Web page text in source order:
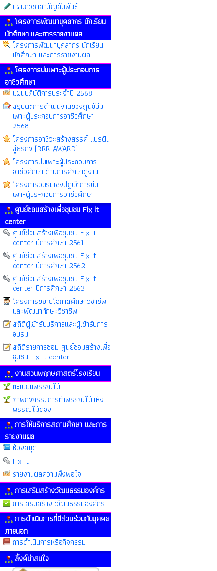
แผนกวิชาสามัญสัมพันธ์
โครงการพัฒนาบุคลากร นักเรียน
นักศึกษา และการรายงานผล
โครงการพัฒนาบุคลากร นักเรียน
นักศึกษา และการรายงานผล
โครงการบ่มเพาะผู้ประกอบการ
อาชีวศึกษา
แผนปฏิบัติการประจำปี 2568
สรุปผลการดำเนินงานของศูนย์บ่ม
เพาะผู้ประกอบการอาชีวศึกษา
2568
โครงการอาชีวะสร้างสรรค์ แปรฝัน
สู่ธุรกิจ (RRR AWARD)
โครงการบ่มเพาะผู้ประกอบการ
อาชีวศึกษา ด้านการศึกษาดูงาน
โครงการอบรมเชิงปฏิบัติการบ่ม
เพาะผู้ประกอบการอาชีวศึกษา
ศูนย์ซ่อมสร้างเพื่อชุมชน Fix it
center
ศูนย์ซ่อมสร้างเพื่อชุมชน Fix it
center ปีการศึกษา 2561
ศูนย์ซ่อมสร้างเพื่อชุมชน Fix it
center ปีการศึกษา 2562
ศูนย์ซ่อมสร้างเพื่อชุมชน Fix it
center ปีการศึกษา 2563
โครงการขยายโอกาสศึกษาวิชาชีพ
และพัฒนาทักษะวิชาชีพ
สถิติผู้เข้ารับบริการและผู้เข้ารับการ
อบรม
สถิติรายการซ่อม ศูนย์ซ่อมสร้างเพื่อ
ชุมชน Fix it center
งานสวนพฤกษศาสตร์โรงเรียน
ทะเบียนพรรณไม้
ภาพกิจกรรมการทำพรรณไม้แห้ง
พรรณไม้ดอง
การให้บริการสถานศึกษา และการ
รายงานผล
ห้องสมุด
Fix it
รายงานผลความพึงพอใจ
การเสริมสร้างวัฒนธรรมองค์กร
การเสริมสร้าง วัฒนธรรมองค์กร
การดำเนินการที่มีส่วนร่วมกับบุคคล
ภายนอก
การดำเนินการหรือกิจกรรม
ลิ้งค์น่าสนใจ